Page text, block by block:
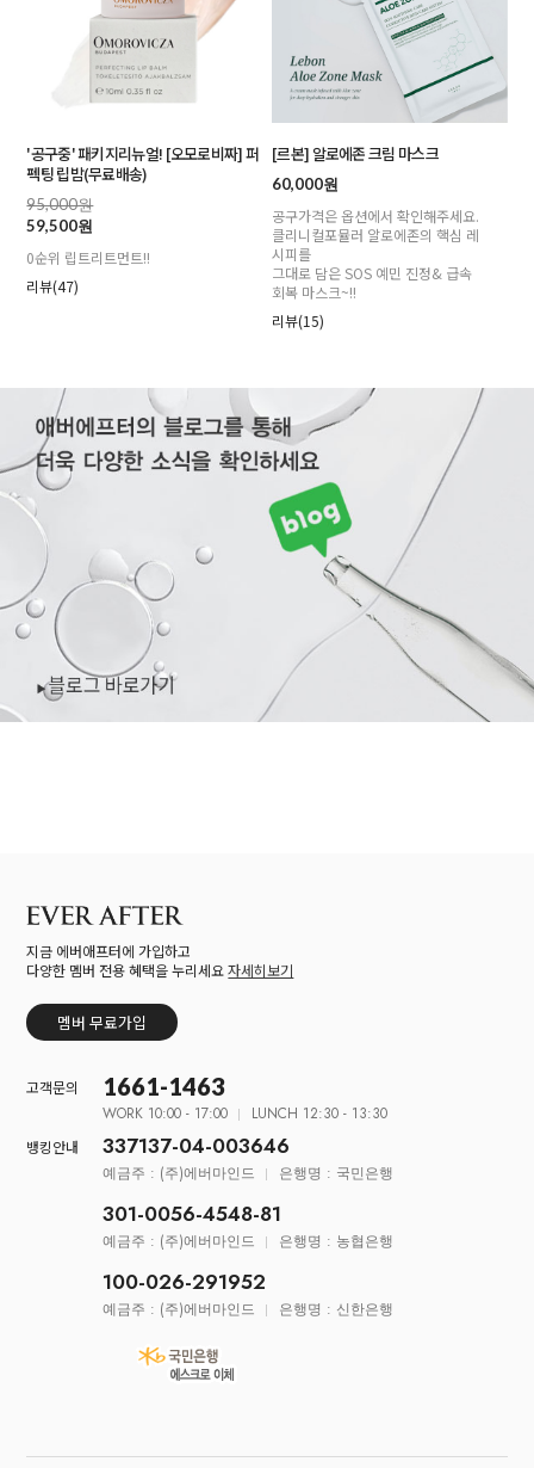
'공구중' 패키지리뉴얼! [오모로비짜] 퍼
펙팅 립밤(무료배송)
95,000원
59,500원
0순위 립트리트먼트!!
리뷰(47)
[르본] 알로에존 크림 마스크
60,000원
공구가격은 옵션에서 확인해주세요.
클리니컬포뮬러 알로에존의 핵심 레
시피를
그대로 담은 SOS 예민 진정& 급속
회복 마스크~!!
리뷰(15)
지금 에버애프터에 가입하고
다양한 멤버 전용 혜택을 누리세요자세히보기
멤버 무료가입
고객문의 1661-1463
WORK 10:00 - 17:00 LUNCH 12:30 - 13:30
뱅킹안내 337137-04-003646
예금주 : (주)에버마인드 은행명 : 국민은행
301-0056-4548-81
예금주 : (주)에버마인드 은행명 : 농협은행
100-026-291952
예금주 : (주)에버마인드 은행명 : 신한은행